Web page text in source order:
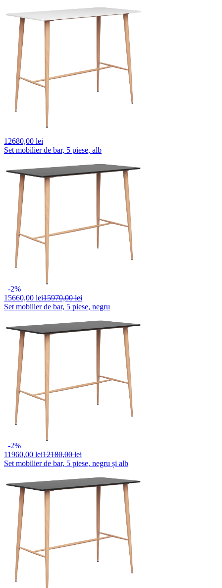
12680,00 lei
Set mobilier de bar, 5 piese, alb
-2%
15660,00 lei15970,00 lei
Set mobilier de bar, 5 piese, negru
-2%
11960,00 lei12180,00 lei
Set mobilier de bar, 5 piese, negru și alb